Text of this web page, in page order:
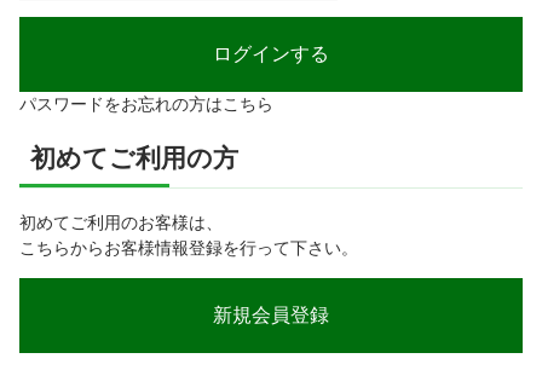
パスワードをお忘れの方はこちら
初めてご利用の方
初めてご利用のお客様は、
こちらからお客様情報登録を行って下さい。